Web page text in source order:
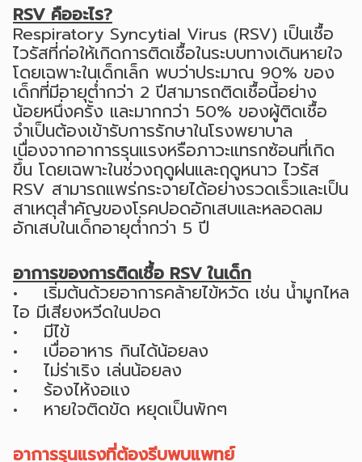
RSV คืออะไร?
Respiratory Syncytial Virus (RSV) เป็นเชื้อ
ไวรัสที่ก่อให้เกิดการติดเชื้อในระบบทางเดินหายใจ
โดยเฉพาะในเด็กเล็ก พบว่าประมาณ 90% ของ
เด็กที่มีอายุต่ำกว่า 2 ปีสามารถติดเชื้อนี้อย่าง
น้อยหนึ่งครั้ง และมากกว่า 50% ของผู้ติดเชื้อ
จำเป็นต้องเข้ารับการรักษาในโรงพยาบาล
เนื่องจากอาการรุนแรงหรือภาวะแทรกซ้อนที่เกิด
ขึ้น โดยเฉพาะในช่วงฤดูฝนและฤดูหนาว ไวรัส
RSV สามารถแพร่กระจายได้อย่างรวดเร็วและเป็น
สาเหตุสำคัญของโรคปอดอักเสบและหลอดลม
อักเสบในเด็กอายุต่ำกว่า 5 ปี
อาการของการติดเชื้อ RSV ในเด็ก
• เริ่มต้นด้วยอาการคล้ายไข้หวัด เช่น น้ำมูกไหล
ไอ มีเสียงหวีดในปอด
• มีไข้
• เบื่ออาหาร กินได้น้อยลง
• ไม่ร่าเริง เล่นน้อยลง
• ร้องไห้งอแง
• หายใจติดขัด หยุดเป็นพักๆ
อาการรุนแรงที่ต้องรีบพบแพทย์